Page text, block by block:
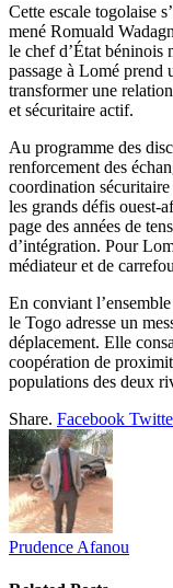
Cette escale togolaise
mené Romuald
le chef d’État béninois
passage à Lomé prend
transformer une
et sécuritaire actif.
Au programme des
renforcement des
coordination
les grands défis ouest-
page des années de
d’intégration. Pour
médiateur et de
En conviant
le Togo adresse un
déplacement. Elle
coopération de
populations des deux
Share. Facebook
Prudence Afanou